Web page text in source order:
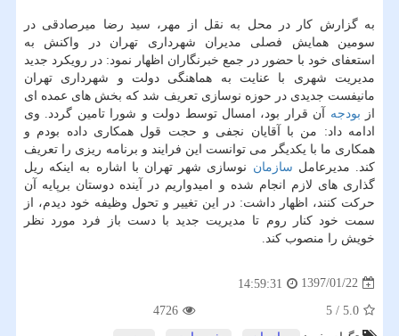
به گزارش كار در محل به نقل از مهر، سید رضا میرصادقی در
سومین همایش فصلی مدیران شهرداری تهران در واكنش به
استعفای خود با حضور در جمع خبرنگاران اظهار نمود: در رویكرد جدید
مدیریت شهری با عنایت به هماهنگی دولت و شهرداری تهران
مانیفست جدیدی در حوزه نوسازی تعریف شد كه بخش های عمده ای
از بودجه آن قرار بود، امسال توسط دولت و شورا تامین گردد. وی
ادامه داد: من با آقایان نجفی و حجت قول همكاری داده بودم و
همكاری ما با یكدیگر می توانست این فرایند و برنامه ریزی را تعریف
كند. مدیرعامل سازمان نوسازی شهر تهران با اشاره به اینكه ریل
گذاری های لازم انجام شده و امیدواریم در آینده دوستان برپایه آن
حركت كنند، اظهار داشت: در این تغییر و تحول وظیفه خود دیدم، از
سمت خود كنار روم تا مدیریت جدید با دست باز فرد مورد نظر
خویش را منصوب كند.
1397/01/22
14:59:31
5.0
/
5
4726